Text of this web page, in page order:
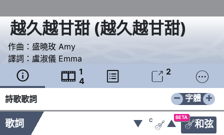
越久越甘甜(越久越甘甜)
作曲： 盛曉玫 Amy
譯詞： 盧淑儀 Emma
  1
4
  2 
詩歌歌詞 − +
字體
歌詞
BETA
和弦
▼ C
 ▲